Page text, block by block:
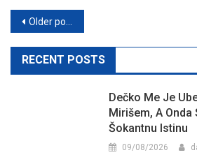
Posts
navigation
Older posts
RECENT POSTS
Dečko Me Je
Mirišem, A Onda
Šokantnu Istinu
09/08/2026